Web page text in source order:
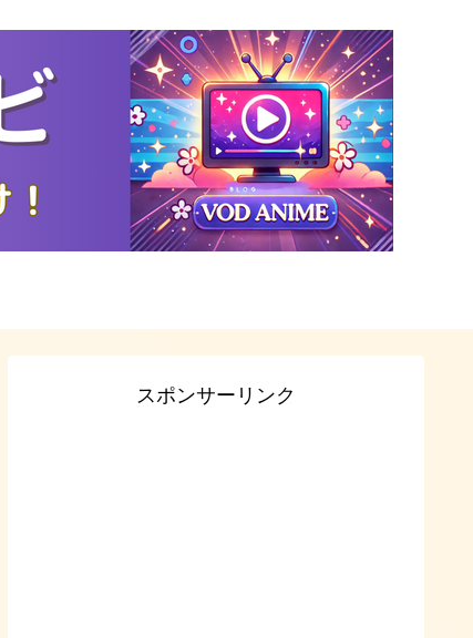
スポンサーリンク